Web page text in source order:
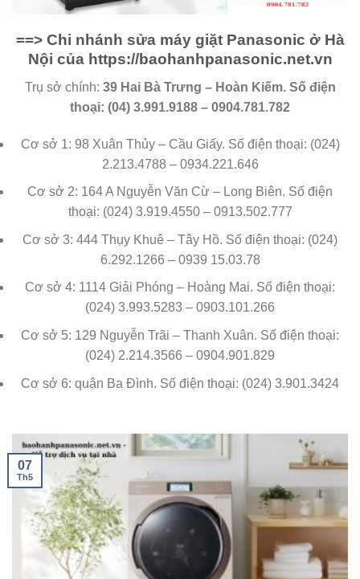
==> Chi nhánh sửa máy giặt Panasonic ở Hà
Nội của https://baohanhpanasonic.net.vn
Trụ sở chính: 39 Hai Bà Trưng – Hoàn Kiếm. Số điện
thoại: (04) 3.991.9188 – 0904.781.782
Cơ sở 1: 98 Xuân Thủy – Cầu Giấy. Số điện thoại: (024)
2.213.4788 – 0934.221.646
Cơ sở 2: 164 A Nguyễn Văn Cừ – Long Biên. Số điện
thoại: (024) 3.919.4550 – 0913.502.777
Cơ sở 3: 444 Thụy Khuê – Tây Hồ. Số điện thoại: (024)
6.292.1266 – 0939 15.03.78
Cơ sở 4: 1114 Giải Phóng – Hoàng Mai. Số điện thoại:
(024) 3.993.5283 – 0903.101.266
Cơ sở 5: 129 Nguyễn Trãi – Thanh Xuân. Số điện thoại:
(024) 2.214.3566 – 0904.901.829
Cơ sở 6: quận Ba Đình. Số điện thoại: (024) 3.901.3424
07
Th5